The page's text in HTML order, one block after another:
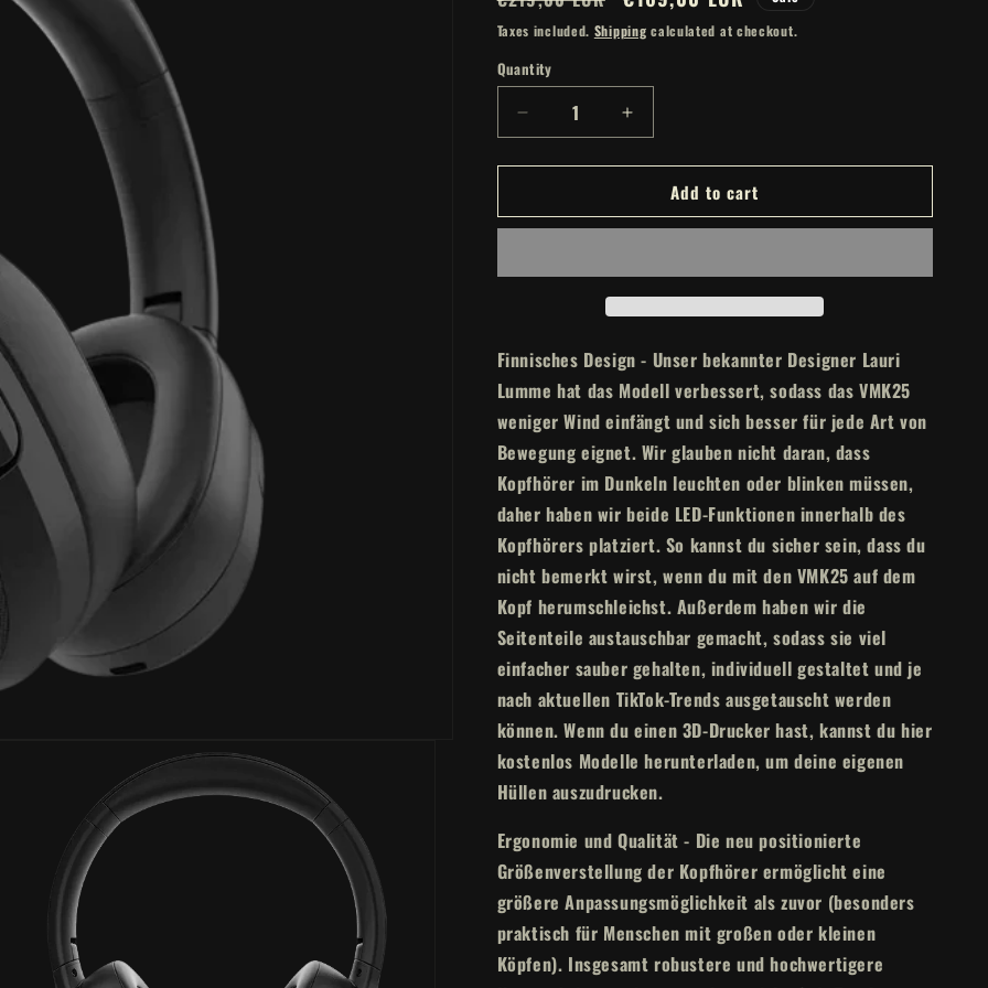
price
price
Taxes included. Shipping calculated at checkout.
Quantity
Decrease
quantity
for
APOCALYPTICA
-
Kopfhörer
Increase
quantity
for
APOCALYPTICA
-
Kopfhörer
Add to cart
Finnisches Design - Unser bekannter Designer Lauri
Lumme hat das Modell verbessert, sodass das VMK25
weniger Wind einfängt und sich besser für jede Art von
Bewegung eignet. Wir glauben nicht daran, dass
Kopfhörer im Dunkeln leuchten oder blinken müssen,
daher haben wir beide LED-Funktionen innerhalb des
Kopfhörers platziert. So kannst du sicher sein, dass du
nicht bemerkt wirst, wenn du mit den VMK25 auf dem
Kopf herumschleichst. Außerdem haben wir die
Seitenteile austauschbar gemacht, sodass sie viel
einfacher sauber gehalten, individuell gestaltet und je
nach aktuellen TikTok-Trends ausgetauscht werden
können. Wenn du einen 3D-Drucker hast, kannst du hier
kostenlos Modelle herunterladen, um deine eigenen
Hüllen auszudrucken.
Ergonomie und Qualität - Die neu positionierte
Größenverstellung der Kopfhörer ermöglicht eine
größere Anpassungsmöglichkeit als zuvor (besonders
praktisch für Menschen mit großen oder kleinen
Köpfen). Insgesamt robustere und hochwertigere